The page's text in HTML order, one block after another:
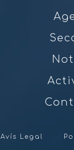
Avís Legal